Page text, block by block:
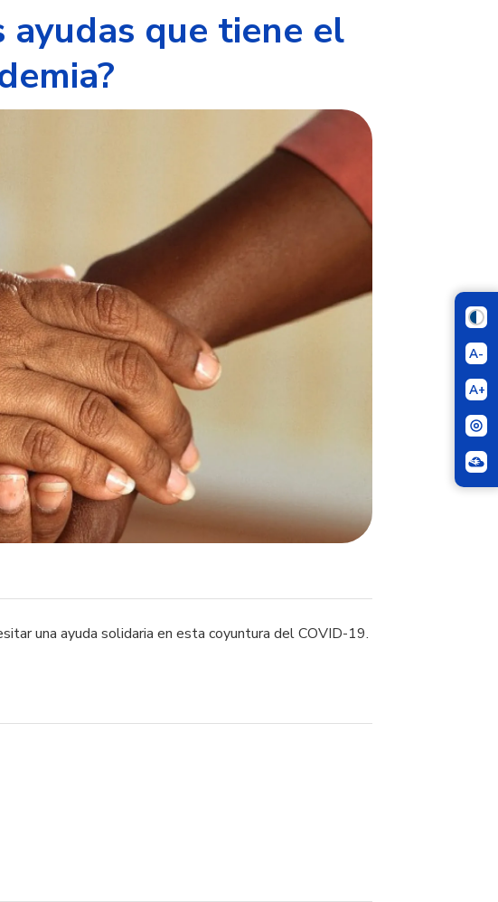
A-
A+
ayudas que tiene el
una ayuda solidaria en esta coyuntura del COVID-19.